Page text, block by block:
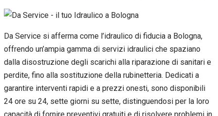
Da Service si afferma come l’idraulico di fiducia a Bologna,
offrendo un’ampia gamma di servizi idraulici che spaziano
dalla disostruzione degli scarichi alla riparazione di sanitari e
perdite, fino alla sostituzione della rubinetteria. Dedicati a
garantire interventi rapidi e a prezzi onesti, sono disponibili
24 ore su 24, sette giorni su sette, distinguendosi per la loro